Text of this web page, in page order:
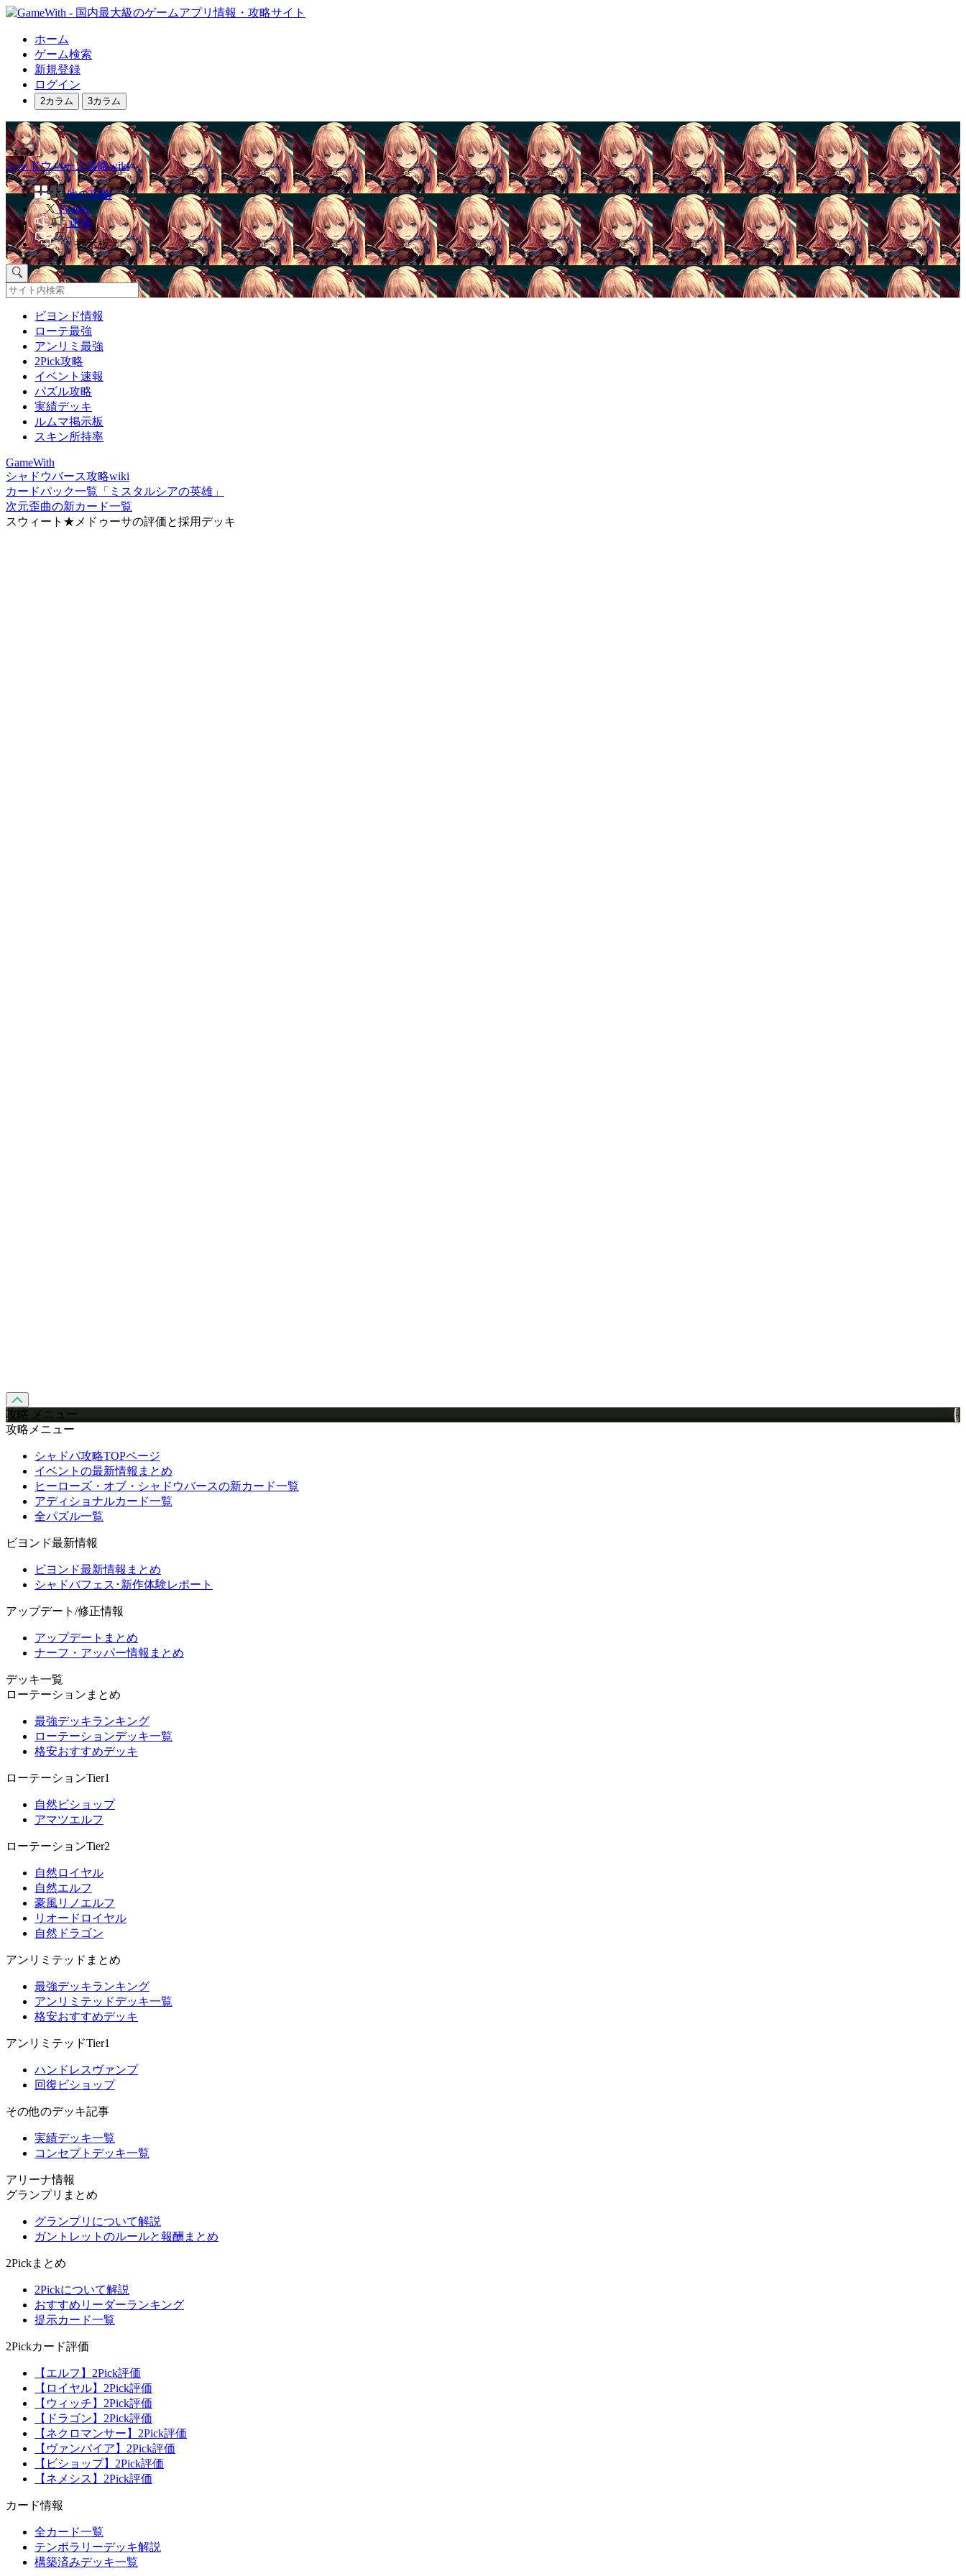
ホーム
ゲーム検索
新規登録
ログイン
2カラム 3カラム
シャドウバース攻略wiki
他の攻略
Twitter
速報
掲示板
ビヨンド情報
ローテ最強
アンリミ最強
2Pick攻略
イベント速報
パズル攻略
実績デッキ
ルムマ掲示板
スキン所持率
GameWith
シャドウバース攻略wiki
カードパック一覧「ミスタルシアの英雄」
次元歪曲の新カード一覧
スウィート★メドゥーサの評価と採用デッキ
攻略 メニュー
攻略メニュー
シャドバ攻略TOPページ
イベントの最新情報まとめ
ヒーローズ・オブ・シャドウバースの新カード一覧
アディショナルカード一覧
全パズル一覧
ビヨンド最新情報
ビヨンド最新情報まとめ
シャドバフェス･新作体験レポート
アップデート/修正情報
アップデートまとめ
ナーフ・アッパー情報まとめ
デッキ一覧
ローテーションまとめ
最強デッキランキング
ローテーションデッキ一覧
格安おすすめデッキ
ローテーションTier1
自然ビショップ
アマツエルフ
ローテーションTier2
自然ロイヤル
自然エルフ
豪風リノエルフ
リオードロイヤル
自然ドラゴン
アンリミテッドまとめ
最強デッキランキング
アンリミテッドデッキ一覧
格安おすすめデッキ
アンリミテッドTier1
ハンドレスヴァンプ
回復ビショップ
その他のデッキ記事
実績デッキ一覧
コンセプトデッキ一覧
アリーナ情報
グランプリまとめ
グランプリについて解説
ガントレットのルールと報酬まとめ
2Pickまとめ
2Pickについて解説
おすすめリーダーランキング
提示カード一覧
2Pickカード評価
【エルフ】2Pick評価
【ロイヤル】2Pick評価
【ウィッチ】2Pick評価
【ドラゴン】2Pick評価
【ネクロマンサー】2Pick評価
【ヴァンパイア】2Pick評価
【ビショップ】2Pick評価
【ネメシス】2Pick評価
カード情報
全カード一覧
テンポラリーデッキ解説
構築済みデッキ一覧